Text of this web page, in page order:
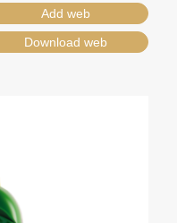
Add web
Download web